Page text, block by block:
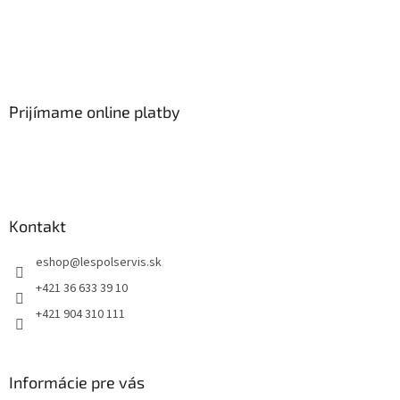
Prijímame online platby
Kontakt
eshop@lespolservis.sk
+421 36 633 39 10
+421 904 310 111
Informácie pre vás